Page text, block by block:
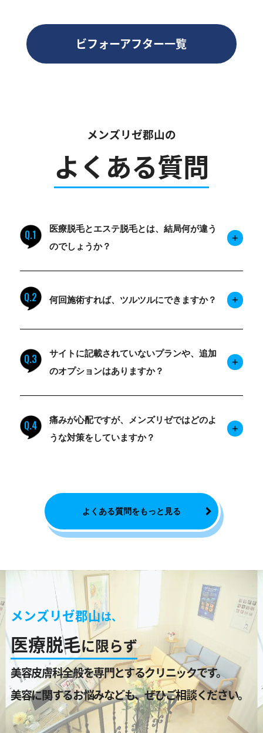
ビフォーアフター一覧
メンズリゼ郡山の
よくある質問
Q.1
医療脱毛とエステ脱毛とは、結局何が違う
のでしょうか？
Q.2 何回施術すれば、ツルツルにできますか？
Q.3
サイトに記載されていないプランや、追加
のオプションはありますか？
Q.4
痛みが心配ですが、メンズリゼではどのよ
うな対策をしていますか？
よくある質問をもっと見る
メンズリゼ郡山は、
医療脱毛に限らず
美容皮膚科全般を専門とするクリニックです。
美容に関するお悩みなども、ぜひご相談ください。